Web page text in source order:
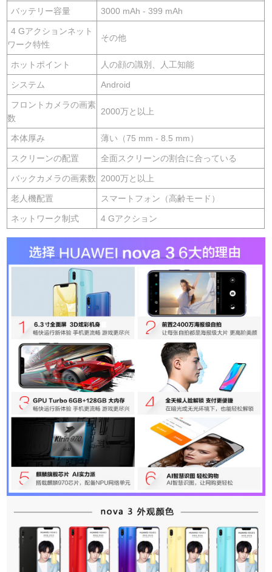
バッテリー容量 3000 mAh - 399 mAh
4 Gアクションネット
ワーク特性
その他
ホットポイント 人の顔の識別、人工知能
システム Android
フロントカメラの画素
数
2000万と以上
本体厚み 薄い（75 mm - 8.5 mm）
スクリーンの配置 全面スクリーンの割合に合っている
バックカメラの画素数 2000万と以上
老人機配置 スマートフォン（高齢モード）
ネットワーク制式 4 Gアクション